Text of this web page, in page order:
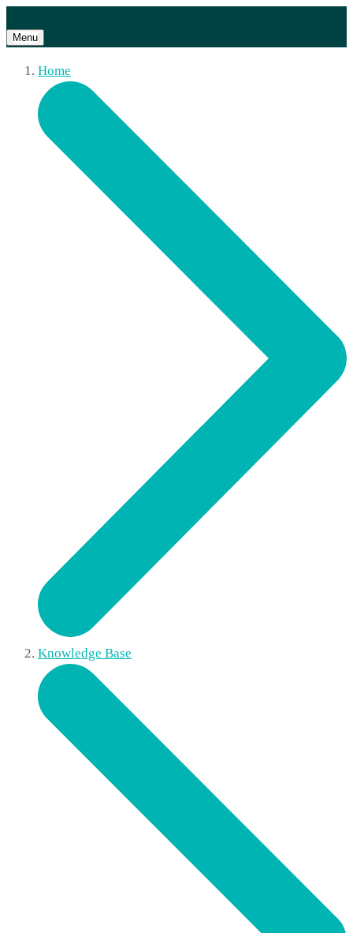
Menu
Home
Knowledge Base